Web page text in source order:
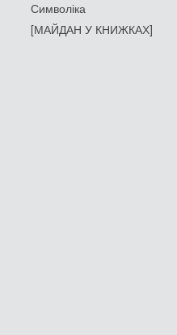
Символіка
[МАЙДАН У КНИЖКАХ]